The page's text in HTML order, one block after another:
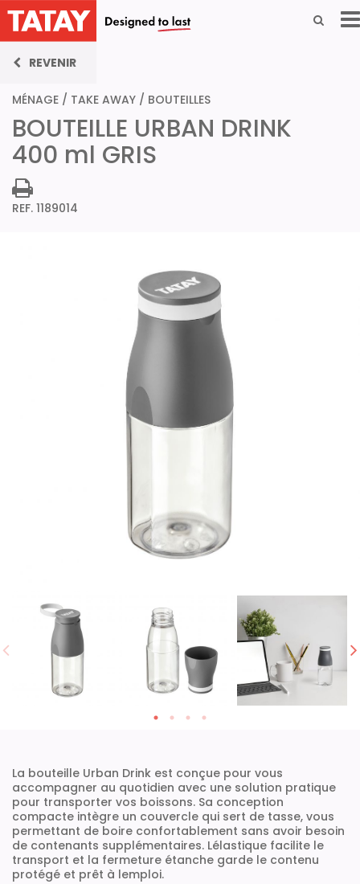
REVENIR
MÉNAGE / TAKE AWAY / BOUTEILLES
BOUTEILLE URBAN DRINK
400 ml GRIS
REF. 1189014
La bouteille Urban Drink est conçue pour vous
accompagner au quotidien avec une solution pratique
pour transporter vos boissons. Sa conception
compacte intègre un couvercle qui sert de tasse, vous
permettant de boire confortablement sans avoir besoin
de contenants supplémentaires. Lélastique facilite le
transport et la fermeture étanche garde le contenu
protégé et prêt à lemploi.